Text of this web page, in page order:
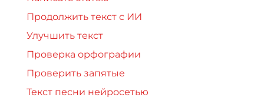
Продолжить текст с ИИ
Улучшить текст
Проверка орфографии
Проверить запятые
Текст песни нейросетью